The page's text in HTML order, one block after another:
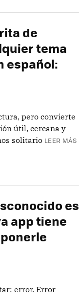
de
tema
español:
pero convierte
útil, cercana y
solitario LEER MÁS
es
app tiene
error. Error